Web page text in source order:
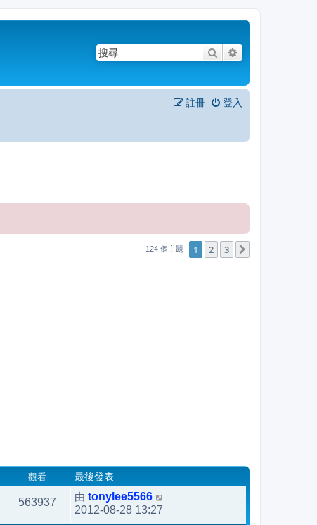
搜尋
登入
註冊
124 個主題 1 2 3
觀看 最後發表
563937 由 tonylee5566
2012-08-28 13:27